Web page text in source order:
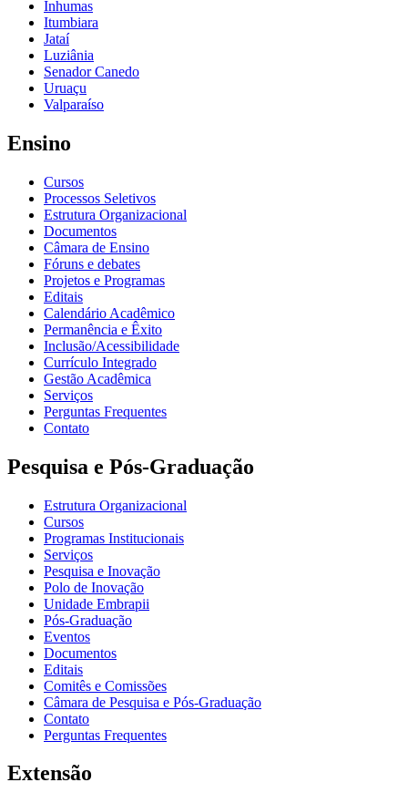
Inhumas
Itumbiara
Jataí
Luziânia
Senador Canedo
Uruaçu
Valparaíso
Ensino
Cursos
Processos Seletivos
Estrutura Organizacional
Documentos
Câmara de Ensino
Fóruns e debates
Projetos e Programas
Editais
Calendário Acadêmico
Permanência e Êxito
Inclusão/Acessibilidade
Currículo Integrado
Gestão Acadêmica
Serviços
Perguntas Frequentes
Contato
Pesquisa e Pós-Graduação
Estrutura Organizacional
Cursos
Programas Institucionais
Serviços
Pesquisa e Inovação
Polo de Inovação
Unidade Embrapii
Pós-Graduação
Eventos
Documentos
Editais
Comitês e Comissões
Câmara de Pesquisa e Pós-Graduação
Contato
Perguntas Frequentes
Extensão